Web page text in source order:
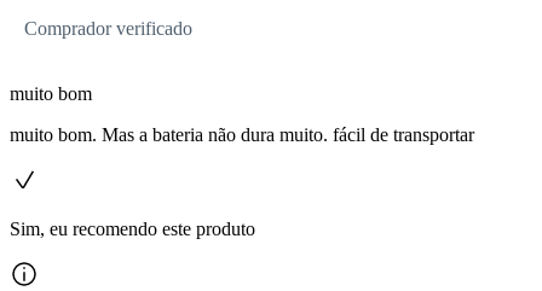
Comprador verificado
muito bom
muito bom. Mas a bateria não dura muito. fácil de transportar
Sim, eu recomendo este produto